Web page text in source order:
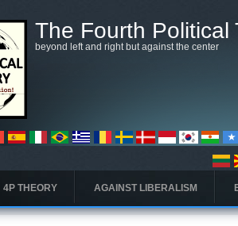
The Fourth Political
beyond left and right but against the center
4P THEORY AGAINST LIBERALISM